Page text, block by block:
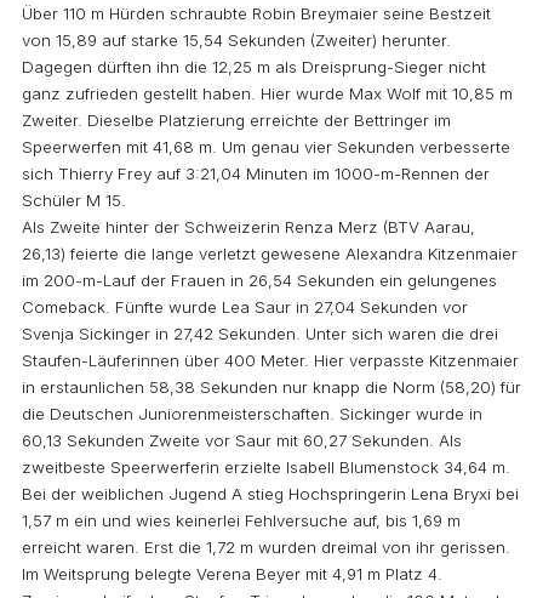
Über 110 m Hürden schraubte Robin Breymaier seine Bestzeit
von 15,89 auf starke 15,54 Sekunden (Zweiter) herunter.
Dagegen dürften ihn die 12,25 m als Dreisprung-Sieger nicht
ganz zufrieden gestellt haben. Hier wurde Max Wolf mit 10,85 m
Zweiter. Dieselbe Platzierung erreichte der Bettringer im
Speerwerfen mit 41,68 m. Um genau vier Sekunden verbesserte
sich Thierry Frey auf 3:21,04 Minuten im 1000-m-Rennen der
Schüler M 15.
Als Zweite hinter der Schweizerin Renza Merz (BTV Aarau,
26,13) feierte die lange verletzt gewesene Alexandra Kitzenmaier
im 200-m-Lauf der Frauen in 26,54 Sekunden ein gelungenes
Comeback. Fünfte wurde Lea Saur in 27,04 Sekunden vor
Svenja Sickinger in 27,42 Sekunden. Unter sich waren die drei
Staufen-Läuferinnen über 400 Meter. Hier verpasste Kitzenmaier
in erstaunlichen 58,38 Sekunden nur knapp die Norm (58,20) für
die Deutschen Juniorenmeisterschaften. Sickinger wurde in
60,13 Sekunden Zweite vor Saur mit 60,27 Sekunden. Als
zweitbeste Speerwerferin erzielte Isabell Blumenstock 34,64 m.
Bei der weiblichen Jugend A stieg Hochspringerin Lena Bryxi bei
1,57 m ein und wies keinerlei Fehlversuche auf, bis 1,69 m
erreicht waren. Erst die 1,72 m wurden dreimal von ihr gerissen.
Im Weitsprung belegte Verena Beyer mit 4,91 m Platz 4.